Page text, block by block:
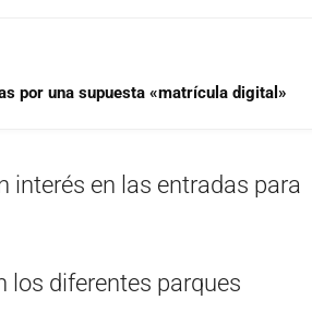
por una supuesta «matrícula digital»
interés en las entradas para
los diferentes parques